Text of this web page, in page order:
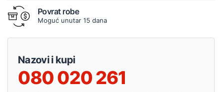
Povrat robe
Moguć unutar 15 dana
Nazovi i kupi
080 020 261